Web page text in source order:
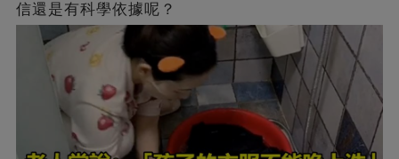
信還是有科學依據呢？